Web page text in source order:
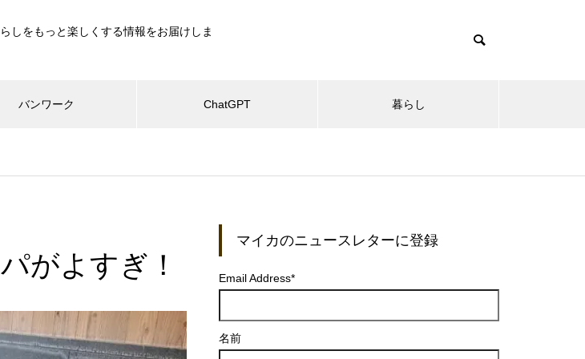
しをもっと楽しくする情報をお届けしま
バンワーク ChatGPT 暮らし
がよすぎ！
マイカのニュースレターに登録
Email Address*
名前